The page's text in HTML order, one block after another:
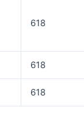
618
618
618